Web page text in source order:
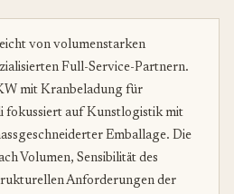
von volumenstarken
Full-Service-Partnern.
mit Kranbeladung für
fokussiert auf Kunstlogistik mit
Emballage. Die
Volumen, Sensibilität des
Anforderungen der